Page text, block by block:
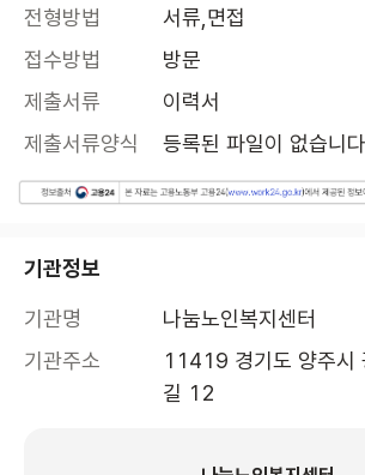
전형방법
서류,면접
접수방법
방문
제출서류
이력서
제출서류양식
등록된 파일이 없습니
기관정보
기관명
나눔노인복지센터
기관주소
11419 경기도 양주시
길 12